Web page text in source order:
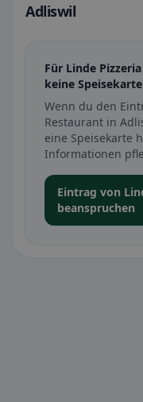
Adliswil
Für Linde
keine
Wenn du den
Restaurant in
eine Speisekarte
Informationen
Eintrag von
beanspruchen